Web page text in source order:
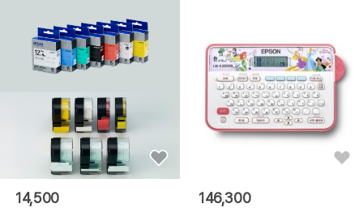
14,500 146,300